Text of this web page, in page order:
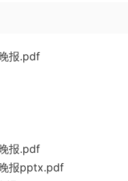
报.pdf
报.pdf
报pptx.pdf